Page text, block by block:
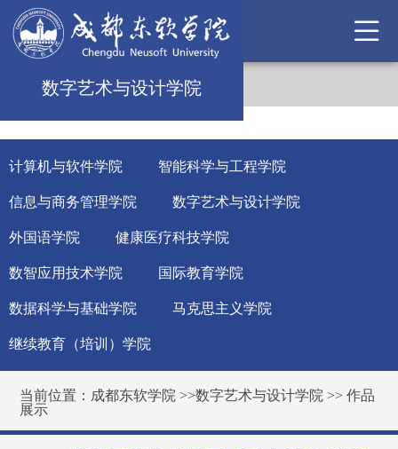
数字艺术与设计学院
计算机与软件学院 智能科学与工程学院
信息与商务管理学院 数字艺术与设计学院
外国语学院 健康医疗科技学院
数智应用技术学院 国际教育学院
数据科学与基础学院 马克思主义学院
继续教育（培训）学院
当前位置： 成都东软学院 >>数字艺术与设计学院 >>作品
展示